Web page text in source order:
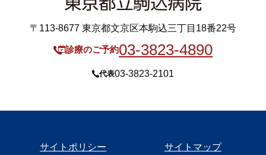
〒113-8677 東京都文京区本駒込三丁目18番22号
診療のご予約03-3823-4890
代表03-3823-2101
サイトポリシー サイトマップ